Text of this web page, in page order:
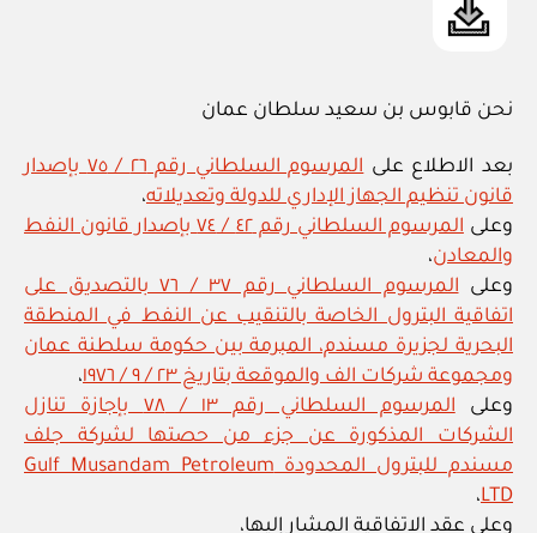
نحن قابوس بن سعيد سلطان عمان
بعد الاطلاع على
المرسوم السلطاني رقم ٢٦ / ٧٥ بإصدار
قانون تنظيم الجهاز الإداري للدولة وتعديلاته،
وعلى
المرسوم السلطاني رقم ٤٢ / ٧٤ بإصدار قانون النفط
والمعادن،
وعلى
المرسوم السلطاني رقم ٣٧ / ٧٦ بالتصديق على
اتفاقية البترول الخاصة بالتنقيب عن النفط في المنطقة
البحرية لجزيرة مسندم، المبرمة بين حكومة سلطنة عمان
ومجموعة شركات الف والموقعة بتاريخ ٢٣ / ٩ / ١٩٧٦
،
وعلى
المرسوم السلطاني رقم ١٣ / ٧٨ بإجازة تنازل
الشركات المذكورة عن جزء من حصتها لشركة جلف
مسندم للبترول المحدودة Gulf Musandam Petroleum
LTD،
وعلى عقد الاتفاقية المشار إليها،